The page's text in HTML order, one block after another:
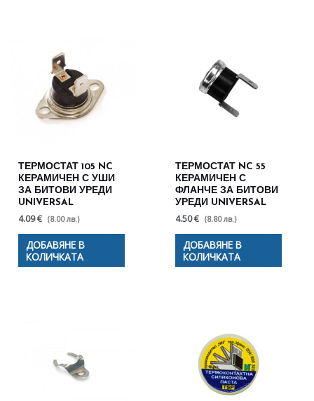
ТЕРМОСТАТ 105 NC
КЕРАМИЧЕН С УШИ
ЗА БИТОВИ УРЕДИ
UNIVERSAL
4.09 € (8.00 лв.)
ДОБАВЯНЕ В
КОЛИЧКАТА
ТЕРМОСТАТ NC 55
КЕРАМИЧЕН С
ФЛАНЧЕ ЗА БИТОВИ
УРЕДИ UNIVERSAL
4.50 € (8.80 лв.)
ДОБАВЯНЕ В
КОЛИЧКАТА